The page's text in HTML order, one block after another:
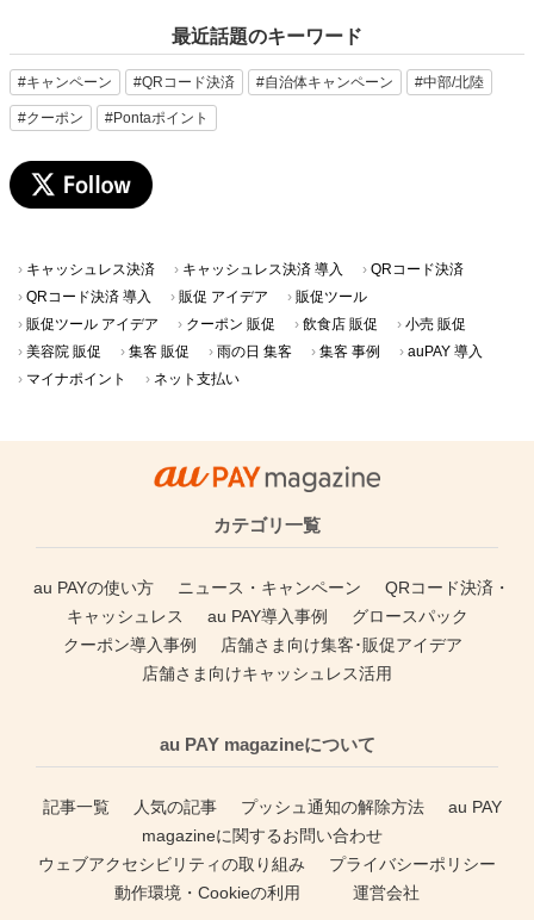
最近話題のキーワード
#キャンペーン #QRコード決済 #自治体キャンペーン #中部/北陸
#クーポン #Pontaポイント
キャッシュレス決済 キャッシュレス決済 導入
QRコード決済
QRコード決済 導入
販促 アイデア
販促ツール
販促ツール アイデア
クーポン 販促 飲食店 販促
小売 販促
美容院 販促
集客 販促 雨の日 集客 集客 事例
auPAY 導入
マイナポイント
ネット支払い
カテゴリ一覧
au PAYの使い方 ニュース・キャンペーン
QRコード決済・
キャッシュレス
au PAY導入事例
グロースパック
クーポン導入事例
店舗さま向け集客･販促アイデア
店舗さま向けキャッシュレス活用
au PAY magazineについて
記事一覧 人気の記事 プッシュ通知の解除方法
au PAY
magazineに関するお問い合わせ
ウェブアクセシビリティの取り組み
プライバシーポリシー
動作環境・Cookieの利用
運営会社